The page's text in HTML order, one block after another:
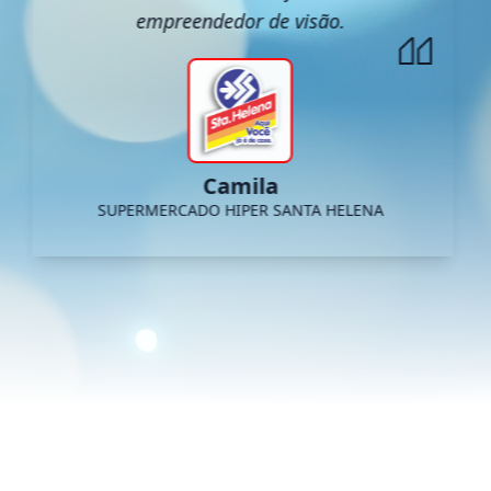
empreendedor de visão.
Camila
SUPERMERCADO HIPER SANTA HELENA